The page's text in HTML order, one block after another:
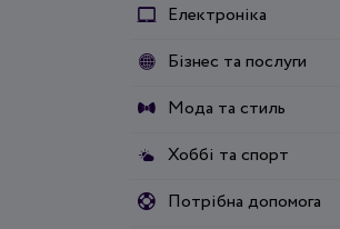
Електроніка
Бізнес та послуги
Мода та стиль
Хоббі та спорт
Потрібна допомога